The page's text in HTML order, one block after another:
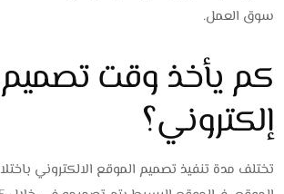
سوق العمل.
كم يأخذ وقت
إلكتروني؟
تختلف مدة تنفيذ تصميم الموقع الالكتروني